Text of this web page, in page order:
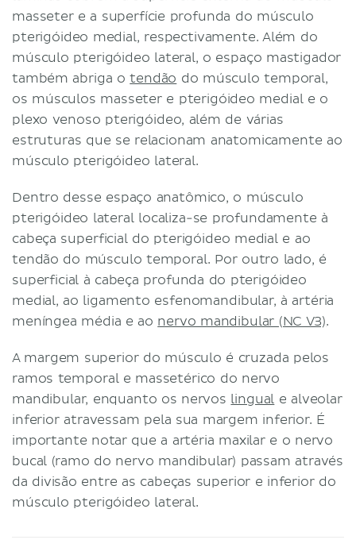
masseter e a superfície profunda do músculo
pterigóideo medial, respectivamente. Além do
músculo pterigóideo lateral, o espaço mastigador
também abriga otendão do músculo temporal,
os músculos masseter e pterigóideo medial e o
plexo venoso pterigóideo, além de várias
estruturas que se relacionam anatomicamente ao
músculo pterigóideo lateral.
Dentro desse espaço anatômico, o músculo
pterigóideo lateral localiza-se profundamente à
cabeça superficial do pterigóideo medial e ao
tendão do músculo temporal. Por outro lado, é
superficial à cabeça profunda do pterigóideo
medial, ao ligamento esfenomandibular, à artéria
meníngea média e ao nervo mandibular (NC V3).
A margem superior do músculo é cruzada pelos
ramos temporal e massetérico do nervo
mandibular, enquanto os nervos lingual e alveolar
inferior atravessam pela sua margem inferior. É
importante notar que a artéria maxilar e o nervo
bucal (ramo do nervo mandibular) passam através
da divisão entre as cabeças superior e inferior do
músculo pterigóideo lateral.